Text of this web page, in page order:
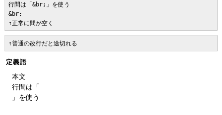
行間は「&br;」を使う
&br;
↑正常に間が空く
↑普通の改行だと途切れる
定義語
本文
行間は「
」を使う